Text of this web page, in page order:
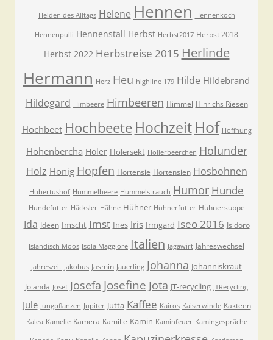
Helden des Alltags Helene Hennen Hennenkoch
Hennenpulli Hennenstall Herbst Herbst2017 Herbst 2018
Herbst 2022 Herbstreise 2015 Herlinde
Hermann Herz Heu highline 179 Hilde Hildebrand
Hildegard Himbeere Himbeeren Himmel Hinrichs Riesen
Hochbeet Hochbeete Hochzeit Hof Hoffnung
Hohenbercha Holer Holersekt Hollerbeerchen Holunder
Holz Honig Hopfen Hortensie Hortensien Hosbohnen
Hubertushof Hummelbeere Hummelstrauch Humor Hunde
Hundefutter Häcksler Hähne Hühner Hühnerfutter Hühnersuppe
Ida Ideen Imscht Imst Ines Iris Irmgard Iseo 2016 Isidoro
Isländisch Moos Isola Maggiore Italien Jagawirt Jahreswechsel
Jahreszeit Jakobus Jasmin Jauerling Johanna Johanniskraut
Jolanda Josef Josefa Josefine Jota JT-recycling JTRecycling
Jule Jungpflanzen Jupiter Jutta Kaffee Kairos Kaiserwinde Kakteen
Kalea Kamelie Kamera Kamille Kamin Kaminfeuer Kamingespräche